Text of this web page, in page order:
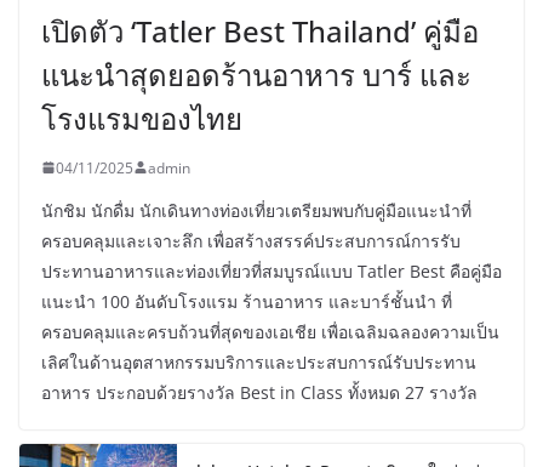
เปิดตัว ‘Tatler Best Thailand’ คู่มือ
แนะนำสุดยอดร้านอาหาร บาร์ และ
โรงแรมของไทย
04/11/2025 admin
นักชิม นักดื่ม นักเดินทางท่องเที่ยวเตรียมพบกับคู่มือแนะนำที่
ครอบคลุมและเจาะลึก เพื่อสร้างสรรค์ประสบการณ์การรับ
ประทานอาหารและท่องเที่ยวที่สมบูรณ์แบบ Tatler Best คือคู่มือ
แนะนำ 100 อันดับโรงแรม ร้านอาหาร และบาร์ชั้นนำ ที่
ครอบคลุมและครบถ้วนที่สุดของเอเชีย เพื่อเฉลิมฉลองความเป็น
เลิศในด้านอุตสาหกรรมบริการและประสบการณ์รับประทาน
อาหาร ประกอบด้วยรางวัล Best in Class ทั้งหมด 27 รางวัล